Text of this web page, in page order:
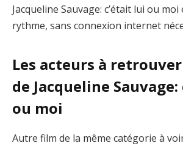
Jacqueline Sauvage: c’était lui ou
rythme, sans connexion internet
Les acteurs à
de Jacqueline
ou moi
Autre film de la même catégorie à